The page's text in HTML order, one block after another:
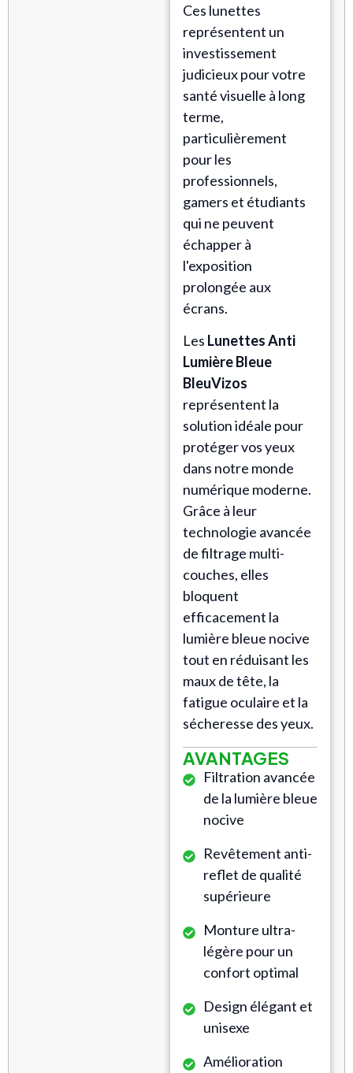
Ces lunettes
représentent un
investissement
judicieux pour votre
santé visuelle à long
terme,
particulièrement
pour les
professionnels,
gamers et étudiants
qui ne peuvent
échapper à
l'exposition
prolongée aux
écrans.
Les Lunettes Anti
Lumière Bleue
BleuVizos
représentent la
solution idéale pour
protéger vos yeux
dans notre monde
numérique moderne.
Grâce à leur
technologie avancée
de filtrage multi-
couches, elles
bloquent
efficacement la
lumière bleue nocive
tout en réduisant les
maux de tête, la
fatigue oculaire et la
sécheresse des yeux.
AVANTAGES
Filtration avancée
de la lumière bleue
nocive
Revêtement anti-
reflet de qualité
supérieure
Monture ultra-
légère pour un
confort optimal
Design élégant et
unisexe
Amélioration